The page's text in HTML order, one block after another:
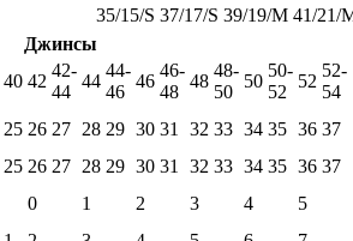
35/15/S 37/17/S 39/19/M 41/21/
Джинсы
40 42
42-
44
44
44-
46
46
46-
48
48
48-
50
50
50-
52
52
52-
54
25 26 27 28 29 30 31 32 33 34 35 36 37
25 26 27 28 29 30 31 32 33 34 35 36 37
0 1 2 3 4
5